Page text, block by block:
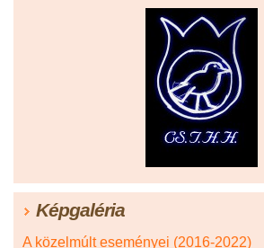
Képgaléria
A közelmúlt eseményei (2016-2022)